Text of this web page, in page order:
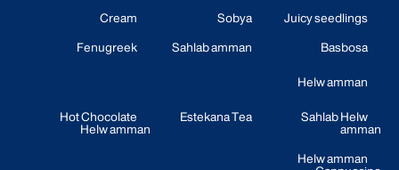
Juicy seedlings
Sobya
Cream
Basbosa
Sahlab amman
Fenugreek
Helw amman
Sahlab Helw
amman
Estekana Tea
Hot Chocolate
Helw amman
Helw amman